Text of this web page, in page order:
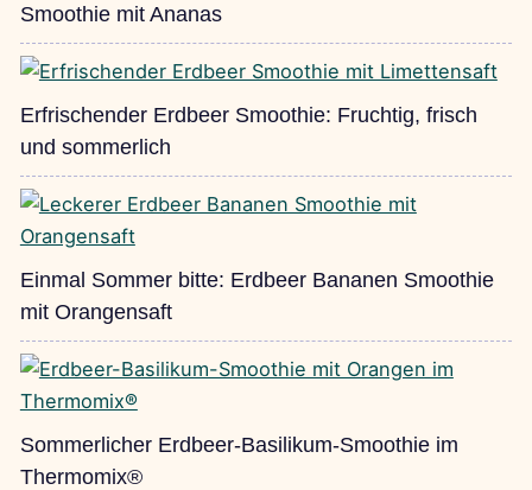
Smoothie mit Ananas
Erfrischender Erdbeer Smoothie: Fruchtig, frisch
und sommerlich
Einmal Sommer bitte: Erdbeer Bananen Smoothie
mit Orangensaft
Sommerlicher Erdbeer-Basilikum-Smoothie im
Thermomix®